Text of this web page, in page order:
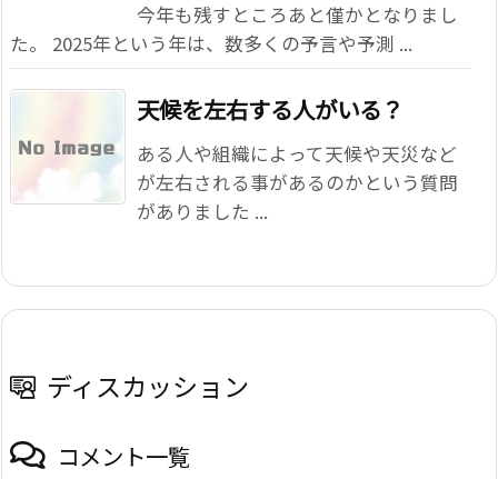
今年も残すところあと僅かとなりまし
た。 2025年という年は、数多くの予言や予測 ...
天候を左右する人がいる？
ある人や組織によって天候や天災など
が左右される事があるのかという質問
がありました ...
ディスカッション
コメント一覧